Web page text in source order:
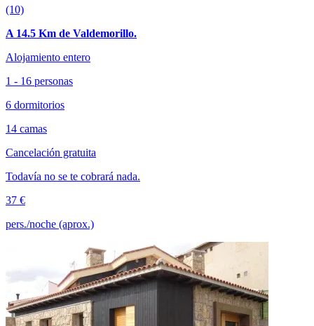
(10)
A 14.5 Km de Valdemorillo.
Alojamiento entero
1 - 16 personas
6 dormitorios
14 camas
Cancelación gratuita
Todavía no se te cobrará nada.
37 €
pers./noche (aprox.)